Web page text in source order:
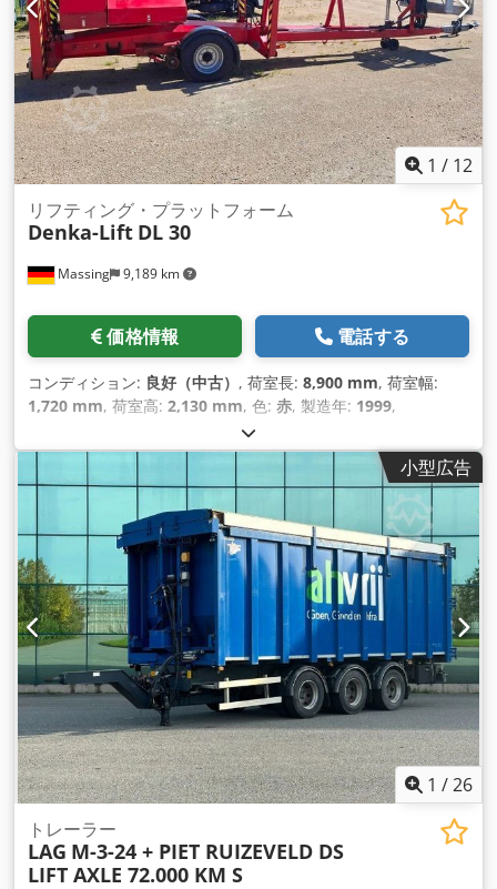
1 / 12
Massing 9,189 km
リフティング・プラットフォーム
Denka-Lift DL 30
価格情報 電話する
コンディション: 良好（中古） , 荷室長: 8,900 mm, 荷室幅:
1,720 mm, 荷室高: 2,130 mm, 色: 赤, 製造年: 1999,
小型広告
1 /26
トレーラー
LAG M-3-24 + PIET RUIZEVELD DS
LIFT AXLE 72.000 KM S